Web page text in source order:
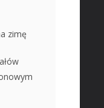
zimę